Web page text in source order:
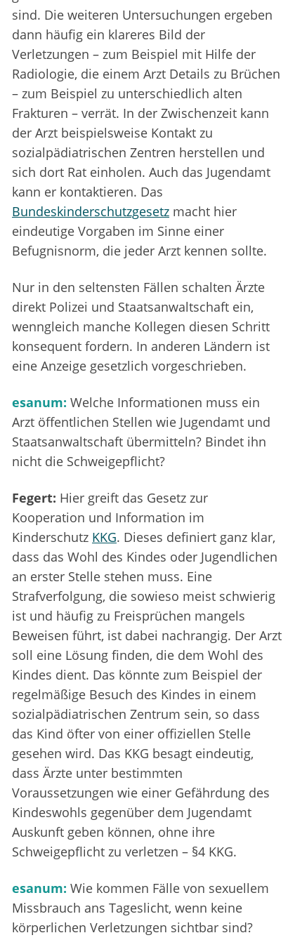
sind. Die weiteren Untersuchungen ergeben
dann häufig ein klareres Bild der
Verletzungen – zum Beispiel mit Hilfe der
Radiologie, die einem Arzt Details zu Brüchen
– zum Beispiel zu unterschiedlich alten
Frakturen – verrät. In der Zwischenzeit kann
der Arzt beispielsweise Kontakt zu
sozialpädiatrischen Zentren herstellen und
sich dort Rat einholen. Auch das Jugendamt
kann er kontaktieren. Das
Bundeskinderschutzgesetz macht hier
eindeutige Vorgaben im Sinne einer
Befugnisnorm, die jeder Arzt kennen sollte.
Nur in den seltensten Fällen schalten Ärzte
direkt Polizei und Staatsanwaltschaft ein,
wenngleich manche Kollegen diesen Schritt
konsequent fordern. In anderen Ländern ist
eine Anzeige gesetzlich vorgeschrieben.
esanum: Welche Informationen muss ein
Arzt öffentlichen Stellen wie Jugendamt und
Staatsanwaltschaft übermitteln? Bindet ihn
nicht die Schweigepflicht?
Fegert: Hier greift das Gesetz zur
Kooperation und Information im
Kinderschutz KKG. Dieses definiert ganz klar,
dass das Wohl des Kindes oder Jugendlichen
an erster Stelle stehen muss. Eine
Strafverfolgung, die sowieso meist schwierig
ist und häufig zu Freisprüchen mangels
Beweisen führt, ist dabei nachrangig. Der Arzt
soll eine Lösung finden, die dem Wohl des
Kindes dient. Das könnte zum Beispiel der
regelmäßige Besuch des Kindes in einem
sozialpädiatrischen Zentrum sein, so dass
das Kind öfter von einer offiziellen Stelle
gesehen wird. Das KKG besagt eindeutig,
dass Ärzte unter bestimmten
Voraussetzungen wie einer Gefährdung des
Kindeswohls gegenüber dem Jugendamt
Auskunft geben können, ohne ihre
Schweigepflicht zu verletzen – §4 KKG.
esanum: Wie kommen Fälle von sexuellem
Missbrauch ans Tageslicht, wenn keine
körperlichen Verletzungen sichtbar sind?